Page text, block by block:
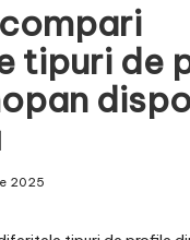
tipuri de
2025